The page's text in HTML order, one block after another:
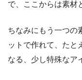
で、ここからは素材
ちなみにもう一つの
ットで作れて、たと
なる、少し特殊なア